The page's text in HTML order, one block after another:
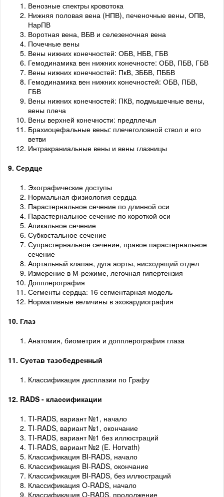
Венозные спектры кровотока
Нижняя половая вена (НПВ), печеночные вены, ОПВ,
НарПВ
Воротная вена, ВБВ и селезеночная вена
Почечные вены
Вены нижних конечностей: ОБВ, НБВ, ГБВ
Гемодинамика вен нижних конечносте: ОБВ, ПБВ, ГБВ
Вены нижних конечностей: ПкВ, ЗББВ, ПББВ
Гемодинамика вен нижних конечностей: ОБВ, ПБВ,
ГБВ
Вены нижних конечностей: ПКВ, подмышечные вены,
вены плеча
Вены верхней конечности: предплечья
Брахиоцефальные вены: плечеголовной ствол и его
ветви
Интракраниальные вены и вены глазницы
9. Сердце
Эхографические доступы
Нормальная физиология сердца
Парастернальное сечение по длинной оси
Парастернальное сечение по короткой оси
Апикальное сечение
Субкостальное сечение
Супрастернальное сечение, правое парастернальное
сечение
Аортальный клапан, дуга аорты, нисходящий отдел
Измерение в М-режиме, легочная гипертензия
Допплерография
Сегменты сердца: 16 сегментарная модель
Нормативные величины в эхокардиография
10. Глаз
Анатомия, биометрия и допплерография глаза
11. Сустав тазобедренный
Классификация дисплазии по Графу
12. RADS - классификации
TI-RADS, вариант №1, начало
TI-RADS, вариант №1, окончание
TI-RADS, вариант №1 без иллюстраций
TI-RADS, вариант №2 (E. Horvath)
Классификация BI-RADS, начало
Классификация BI-RADS, окончание
Классификация BI-RADS, без иллюстраций
Классификация O-RADS, начало
Классификация O-RADS, продолжение